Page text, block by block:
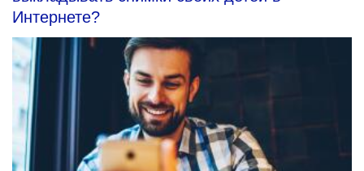
Интернете?